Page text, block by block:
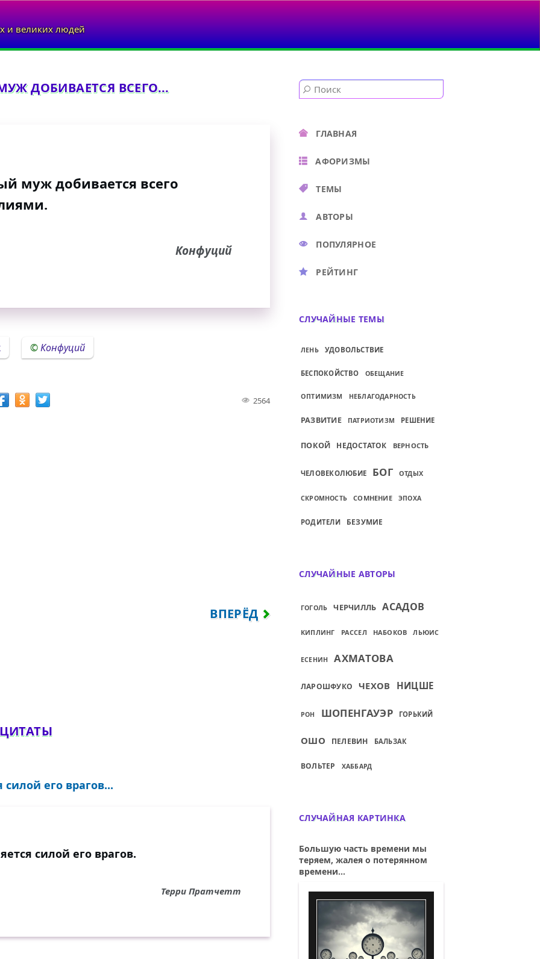
и великих людей
ДОБИВАЕТСЯ ВСЕГО...
муж добивается всего
Конфуций
Конфуций
2564
НЕЛЬЗЯ СТАТЬ БЛАГОРОДНЫМ МУЖЕМ...СЛЕДУЮЩИЙ: КАЖДЫЙ МОЖЕТ СТАТЬ
ВПЕРЁД
силой его врагов...
силой его врагов.
Терри Пратчетт
ГЛАВНАЯ
АФОРИЗМЫ
ТЕМЫ
АВТОРЫ
ПОПУЛЯРНОЕ
РЕЙТИНГ
СЛУЧАЙНЫЕ ТЕМЫ
ЛЕНЬ УДОВОЛЬСТВИЕ
БЕСПОКОЙСТВО ОБЕЩАНИЕ
ОПТИМИЗМ НЕБЛАГОДАРНОСТЬ
РАЗВИТИЕ ПАТРИОТИЗМ РЕШЕНИЕ
ПОКОЙ НЕДОСТАТОК ВЕРНОСТЬ
ЧЕЛОВЕКОЛЮБИЕ БОГ ОТДЫХ
СКРОМНОСТЬ СОМНЕНИЕ ЭПОХА
РОДИТЕЛИ БЕЗУМИЕ
СЛУЧАЙНЫЕ АВТОРЫ
ГОГОЛЬ ЧЕРЧИЛЛЬ АСАДОВ
КИПЛИНГ РАССЕЛ НАБОКОВ ЛЬЮИС
ЕСЕНИН АХМАТОВА
ЛАРОШФУКО ЧЕХОВ НИЦШЕ
РОН ШОПЕНГАУЭР ГОРЬКИЙ
ОШО ПЕЛЕВИН БАЛЬЗАК
ВОЛЬТЕР ХАББАРД
СЛУЧАЙНАЯ КАРТИНКА
Большую часть времени мы
теряем, жалея о потерянном
времени...